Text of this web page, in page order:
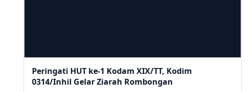
Peringati HUT ke-1 Kodam XIX/TT, Kodim
0314/Inhil Gelar Ziarah Rombongan